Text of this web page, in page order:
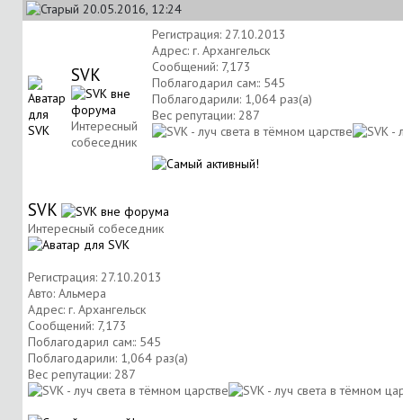
20.05.2016, 12:24
SVK
Интересный
собеседник
Регистрация: 27.10.2013
Адрес: г. Архангельск
Сообщений: 7,173
Поблагодарил сам:: 545
Поблагодарили: 1,064 раз(а)
Вес репутации: 287
SVK
Интересный собеседник
Регистрация: 27.10.2013
Авто: Альмера
Адрес: г. Архангельск
Сообщений: 7,173
Поблагодарил сам:: 545
Поблагодарили: 1,064 раз(а)
Вес репутации: 287